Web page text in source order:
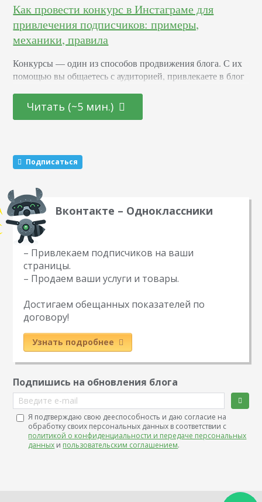
Как провести конкурс в Инстаграме для
привлечения подписчиков: примеры,
механики, правила
Конкурсы –– один из способов продвижения блога. С их
помощью вы общаетесь с аудиторией, привлекаете в блог
что вы обещаете участникам подарок за то, что они тем
или иным образом расскажут о вас другим пользователям.
механики, которые маркетологи советуют чередовать…
Читать (~5 мин.)
Подписаться
Вконтакте – Одноклассники
– Привлекаем подписчиков на ваши
страницы.
– Продаем ваши услуги и товары.
Достигаем обещанных показателей по
договору!
Узнать подробнее
Подпишись на обновления блога
Введите e-mail
Я подтверждаю свою дееспособность и даю согласие на
обработку своих персональных данных в соответствии с
политикой о конфиденциальности и передаче персональных
данных и пользовательским соглашением.